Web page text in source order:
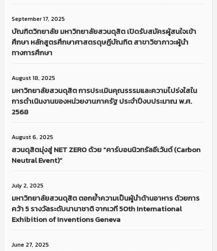
September 17, 2025
บัณฑิตวิทยาลัย มหาวิทยาลัยสวนดุสิต เปิดรับสมัครผู้สนใจเข้า
ศึกษา หลักสูตรศึกษาศาสตรดุษฎีบัณฑิต สาขาวิชาภาวะผู้นำ
ทางการศึกษา
August 18, 2025
มหาวิทยาลัยสวนดุสิต การประเมินคุณรรรมและความไปร่งใสใน
การดำเนินงานของหน่วยงานภาครัฐ ประจำปีงบประมาณ พ.ศ.
2568
August 6, 2025
สวนดุสิตมุ่งสู่ NET ZERO ด้วย “คาร์บอนนิวทรัลอีเว้นต์ (Carbon
Neutral Event)”
July 2, 2025
มหาวิทยาลัยสวนดุสิต ตอกย้ำความเป็นผู้นำด้านอาหาร ด้วยการ
คว้า 5 รางวัลระดับนานาชาติ จากเวที 50th International
Exhibition of Inventions Geneva
June 27, 2025